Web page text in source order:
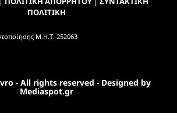
ΠΟΛΙΤΙΚΗ
Μ.Η.Τ. 252063
- All rights reserved - Designed by
Mediaspot.gr